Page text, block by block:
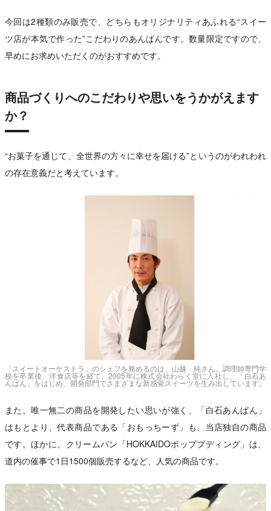
今回は2種類のみ販売で、どちらもオリジナリティあふれる“スイー
ツ店が本気で作った”こだわりのあんぱんです。数量限定ですので、
早めにお求めいただくのがおすすめです。
商品づくりへのこだわりや思いをうかがえます
か？
“お菓子を通じて、全世界の方々に幸せを届ける”というのがわれわれ
の存在意義だと考えています。
「スイートオーケストラ」のシェフを務めるのは、山越 純さん。調理師専門学
校を卒業後、洋食店等を経て、2005年に株式会社わらく堂に入社し、「白石あ
んぱん」をはじめ、開発部門でさまざまな新感覚スイーツを生み出しています。
また、唯一無二の商品を開発したい思いが強く、「白石あんぱん」
はもとより、代表商品である「おもっちーず」も、当店独自の商品
です。ほかに、クリームパン「HOKKAIDOポッププディング」は、
道内の催事で1日1500個販売するなど、人気の商品です。